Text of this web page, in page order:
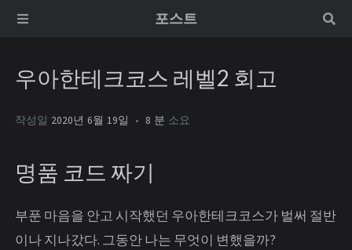
포스트
우아한테크코스 레벨2 회고
작성일 2020년 6월 19일 8 분 소요
명품 코드 짜기
부푼 마음을 안고 시작했던 우아한테크코스가 벌써 절반
이나 지나갔다. 그동안 나는 무엇이 변했을까?